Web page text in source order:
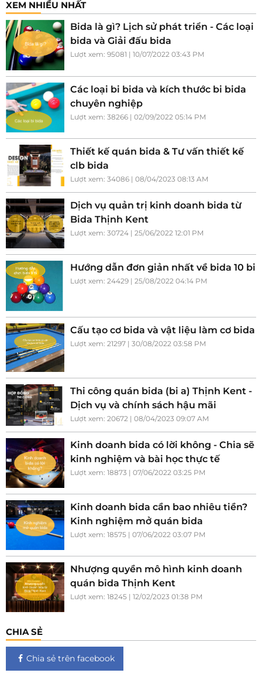
XEM NHIỀU NHẤT
Bida là gì? Lịch sử phát triển - Các loại
bida và Giải đấu bida
Lượt xem: 95081 | 10/07/2022 03:43 PM
Các loại bi bida và kích thước bi bida
chuyên nghiệp
Lượt xem: 38266 | 02/09/2022 05:14 PM
Thiết kế quán bida & Tư vấn thiết kế
clb bida
Lượt xem: 34086 | 08/04/2023 08:13 AM
Dịch vụ quản trị kinh doanh bida từ
Bida Thịnh Kent
Lượt xem: 30724 | 25/06/2022 12:01 PM
Hướng dẫn đơn giản nhất về bida 10 bi
Lượt xem: 24429 | 25/08/2022 04:14 PM
Cấu tạo cơ bida và vật liệu làm cơ bida
Lượt xem: 21297 | 30/08/2022 03:58 PM
Thi công quán bida (bi a) Thịnh Kent -
Dịch vụ và chính sách hậu mãi
Lượt xem: 20672 | 08/04/2023 09:07 AM
Kinh doanh bida có lời không - Chia sẽ
kinh nghiệm và bài học thực tế
Lượt xem: 18873 | 07/06/2022 03:25 PM
Kinh doanh bida cần bao nhiêu tiền?
Kinh nghiệm mở quán bida
Lượt xem: 18575 | 07/06/2022 03:07 PM
Nhượng quyền mô hình kinh doanh
quán bida Thịnh Kent
Lượt xem: 18245 | 12/02/2023 01:38 PM
CHIA SẺ
Chia sẻ trên facebook